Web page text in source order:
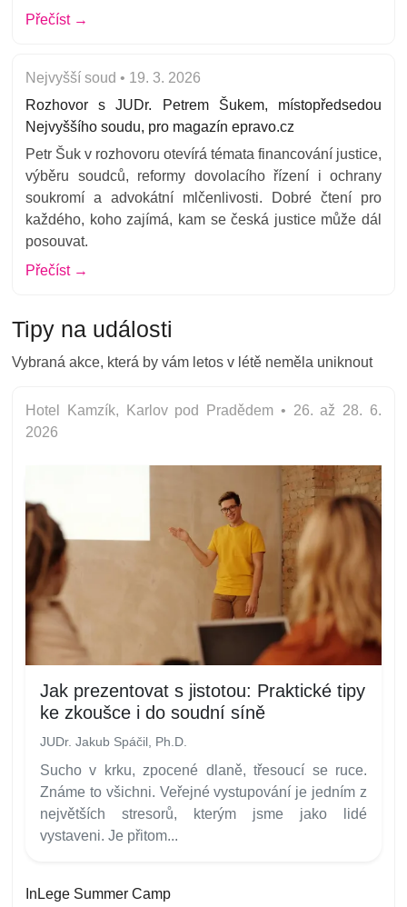
Přečíst →
Nejvyšší soud • 19. 3. 2026
Rozhovor s JUDr. Petrem Šukem, místopředsedou
Nejvyššího soudu, pro magazín epravo.cz
Petr Šuk v rozhovoru otevírá témata financování justice,
výběru soudců, reformy dovolacího řízení i ochrany
soukromí a advokátní mlčenlivosti. Dobré čtení pro
každého, koho zajímá, kam se česká justice může dál
posouvat.
Přečíst →
Tipy na události
Vybraná akce, která by vám letos v létě neměla uniknout
Hotel Kamzík, Karlov pod Pradědem • 26. až 28. 6.
2026
Jak prezentovat s jistotou: Praktické tipy
ke zkoušce i do soudní síně
JUDr. Jakub Spáčil, Ph.D.
Sucho v krku, zpocené dlaně, třesoucí se ruce.
Známe to všichni. Veřejné vystupování je jedním z
největších stresorů, kterým jsme jako lidé
vystaveni. Je přitom...
InLege Summer Camp